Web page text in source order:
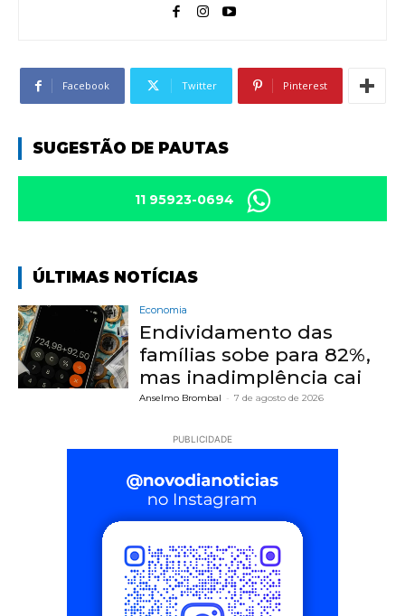
Facebook Twitter Pinterest
SUGESTÃO DE PAUTAS
11 95923-0694
ÚLTIMAS NOTÍCIAS
Economia
Endividamento das
famílias sobe para 82%,
mas inadimplência cai
Anselmo Brombal - 7 de agosto de 2026
PUBLICIDADE